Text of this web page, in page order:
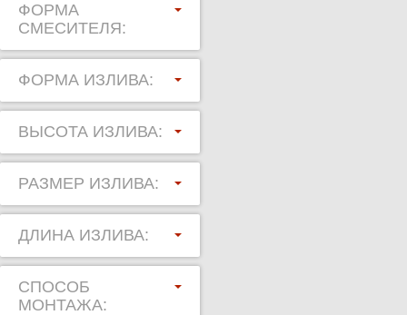
ФОРМА
СМЕСИТЕЛЯ:
ФОРМА ИЗЛИВА:
ВЫСОТА ИЗЛИВА:
РАЗМЕР ИЗЛИВА:
ДЛИНА ИЗЛИВА:
СПОСОБ
МОНТАЖА: